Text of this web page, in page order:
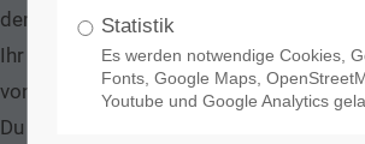
Register|Lost your password?
Support
der 5. Und 6. Klasse.
Ihr seid herzlich willkommen –
von 12:20 bis 15:30 Uhr!
Du kannst die Anzahl der Tage, an denen
Statistik
Es werden notwendige Cookies,
Fonts, Google Maps,
Youtube und Google Analytics